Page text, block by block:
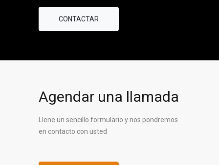
CONTACTAR
Agendar una llamada
Llene un sencillo formulario y nos pondremos
en contacto con usted